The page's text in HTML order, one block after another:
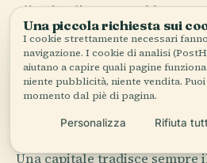
gli animali restano
abbastanza lontani da non
Windhoek complica ancora
vetro, chiese tedesche,
dell'apartheid,
ambizione in cemento,
Una capitale tradisce sempre
Una piccola richiesta sui
I cookie strettamente necessari
navigazione. I cookie di analisi
aiutano a capire quali pagine
niente pubblicità, niente vendita.
momento dal piè di pagina.
Personalizza Rifiuta